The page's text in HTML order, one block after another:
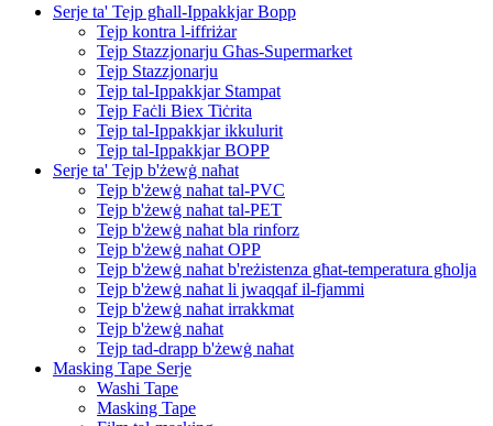
Serje ta' Tejp għall-Ippakkjar Bopp
Tejp kontra l-iffriżar
Tejp Stazzjonarju Għas-Supermarket
Tejp Stazzjonarju
Tejp tal-Ippakkjar Stampat
Tejp Faċli Biex Tiċrita
Tejp tal-Ippakkjar ikkulurit
Tejp tal-Ippakkjar BOPP
Serje ta' Tejp b'żewġ naħat
Tejp b'żewġ naħat tal-PVC
Tejp b'żewġ naħat tal-PET
Tejp b'żewġ naħat bla rinforz
Tejp b'żewġ naħat OPP
Tejp b'żewġ naħat b'reżistenza għat-temperatura għolja
Tejp b'żewġ naħat li jwaqqaf il-fjammi
Tejp b'żewġ naħat irrakkmat
Tejp b'żewġ naħat
Tejp tad-drapp b'żewġ naħat
Masking Tape Serje
Washi Tape
Masking Tape